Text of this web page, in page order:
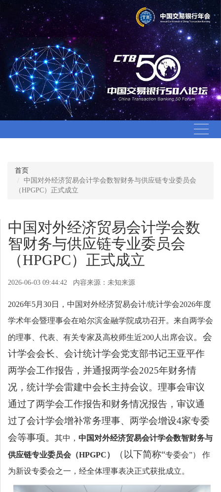
行业聚焦
关于CTB50
联系我们
首页
中国对外经济贸易会计学会数智财务与供应链专业委员会
（HPGPC）正式成立
中国对外经济贸易会计学会数
智财务与供应链专业委员会
（HPGPC）正式成立
2026-06-03 09:44:42 内容来源：未知来源
2026年5月30日，中国对外经济贸易会计/统计学会2026年度
学术年会暨理事会在哈尔滨金融学院成功召开。来自两学会
的理事、代表、有关专家及高校师生近200人出席会议。会
计学会会长、会计统计学会党支部书记王亚平作
两学会工作报告，并通报两学会2025年财务情
况，统计学会雷建中会长主持会议。理事会审议
通过了两学会工作报告和财务情况报告，审议通
过了会计学会增补常务理事、两学会增设4家专委
会等事项。
其中， 中国对外经济贸易会计学会数智财务与
供应链专业委员会 （HPGPC） （以下简称“专委会”）
作
为新设专委会之一，经全体理事表决正式获批成立。